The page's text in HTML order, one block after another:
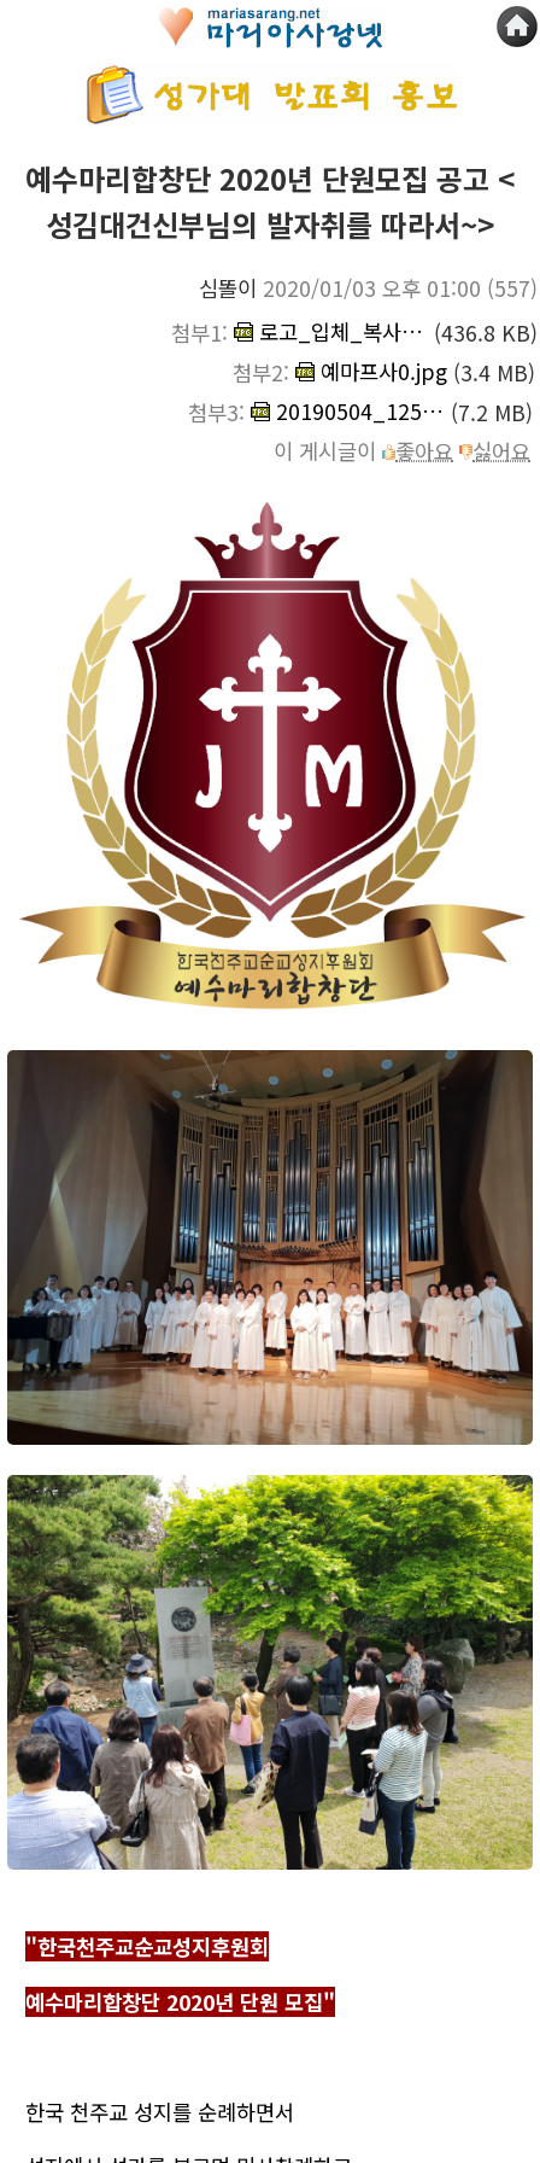
예수마리합창단 2020년 단원모집 공고 <
성김대건신부님의 발자취를 따라서~>
심똘이 2020/01/03 오후 01:00 (557)
첨부1:
로고_입체_복사.jpg (436.8 KB)
첨부2:
예마프사0.jpg (3.4 MB)
첨부3:
20190504_125340.jpg (7.2 MB)
이 게시글이
좋아요 싫어요
"한국천주교순교성지후원회
예수마리합창단 2020년 단원 모집"
한국 천주교 성지를 순례하면서